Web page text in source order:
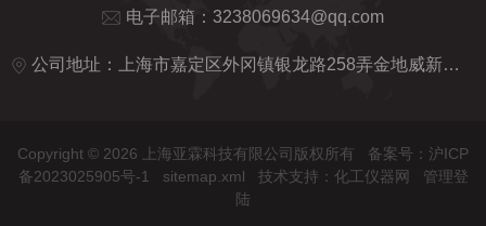
电子邮箱： 3238069634@qq.com
公司地址：上海市嘉定区外冈镇银龙路258弄金地威新智造园20号楼5楼
Copyright © 2026 上海亚霖科技有限公司版权所有 备案号：沪ICP
备2023025905号-1
sitemap.xml 技术支持： 化工仪器网
管理登
陆